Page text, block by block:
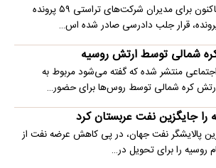
دادستان تهران گفت: تاکنون برای مدیران شرکت‌های تراستی ۵۹ پرونده
شمالی توسط ارتش روسیه
منتشر شده که گفته می‌شود مربوط به
کره شمالی توسط روس‌ها برای حضور…
جایگزین نفت عربستان کرد
پالایشگر نفت جهان، در پی کاهش عرضه نفت از
روسیه را برای تحویل در…